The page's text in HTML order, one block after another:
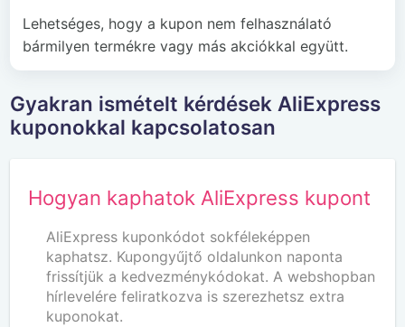
Lehetséges, hogy a kupon nem felhasználató
bármilyen termékre vagy más akciókkal együtt.
Gyakran ismételt kérdések AliExpress
kuponokkal kapcsolatosan
Hogyan kaphatok AliExpress kupont
AliExpress kuponkódot sokféleképpen
kaphatsz. Kupongyűjtő oldalunkon naponta
frissítjük a kedvezménykódokat. A webshopban
hírlevelére feliratkozva is szerezhetsz extra
kuponokat.